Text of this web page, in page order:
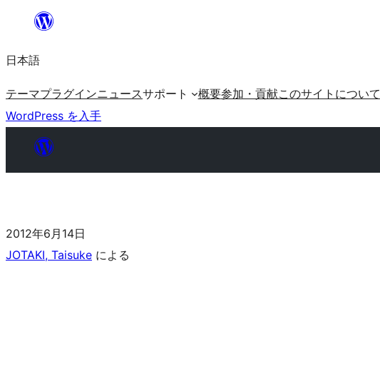
日本語
テーマプラグインニュースサポート 概要参加・貢献このサイトについて
WordPress を入手
2012年6月14日
JOTAKI, Taisuke による